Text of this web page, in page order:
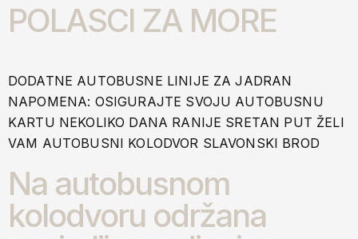
POLASCI ZA MORE
DODATNE AUTOBUSNE LINIJE ZA JADRAN
NAPOMENA: OSIGURAJTE SVOJU AUTOBUSNU
KARTU NEKOLIKO DANA RANIJE SRETAN PUT ŽELI
VAM AUTOBUSNI KOLODVOR SLAVONSKI BROD
Na autobusnom
kolodvoru održana